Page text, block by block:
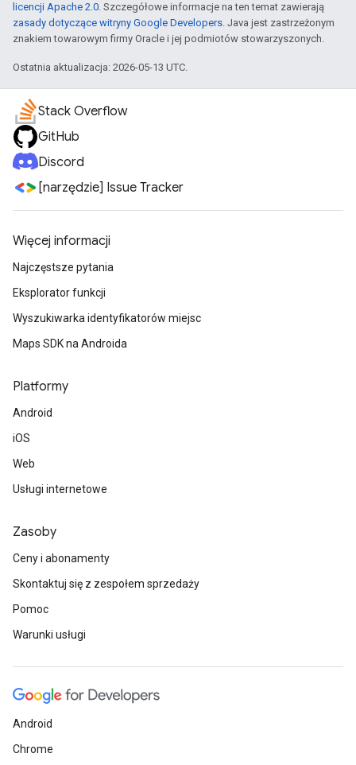
licencji Apache 2.0. Szczegółowe informacje na ten temat zawierają
zasady dotyczące witryny Google Developers. Java jest zastrzeżonym
znakiem towarowym firmy Oracle i jej podmiotów stowarzyszonych.
Ostatnia aktualizacja: 2026-05-13 UTC.
Stack Overflow
GitHub
Discord
[narzędzie] Issue Tracker
Więcej informacji
Najczęstsze pytania
Eksplorator funkcji
Wyszukiwarka identyfikatorów miejsc
Maps SDK na Androida
Platformy
Android
iOS
Web
Usługi internetowe
Zasoby
Ceny i abonamenty
Skontaktuj się z zespołem sprzedaży
Pomoc
Warunki usługi
Android
Chrome